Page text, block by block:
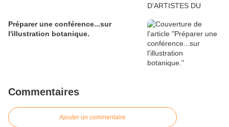
Préparer une conférence...sur
l'illustration botanique.
Commentaires
Ajouter un commentaire